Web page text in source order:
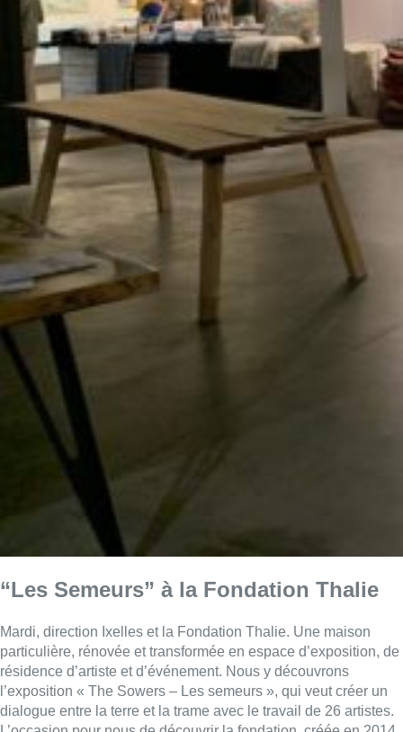
“Les Semeurs” à la Fondation Thalie
Mardi, direction Ixelles et la Fondation Thalie. Une maison
particulière, rénovée et transformée en espace d’exposition, de
résidence d’artiste et d’événement. Nous y découvrons
l’exposition « The Sowers – Les semeurs », qui veut créer un
dialogue entre la terre et la trame avec le travail de 26 artistes.